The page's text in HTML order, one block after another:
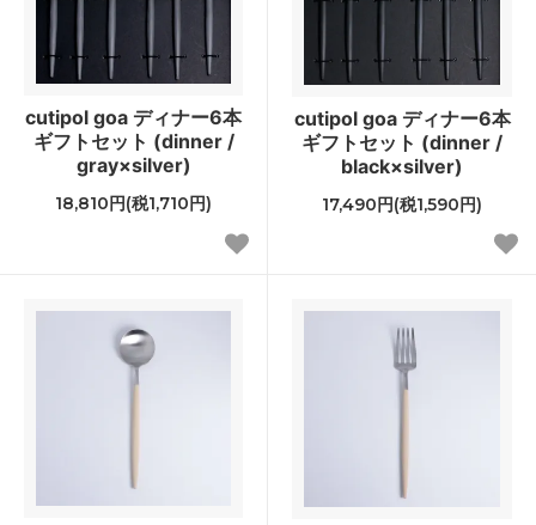
cutipol goa ディナー6本
ギフトセット (dinner /
gray×silver)
18,810円(税1,710円)
cutipol goa ディナー6本
ギフトセット (dinner /
black×silver)
17,490円(税1,590円)